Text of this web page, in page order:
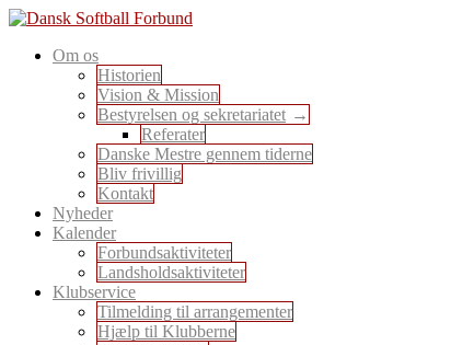
Skip
content
Dansk Softball Forbund
En sport for alle
Om os
Historien
Vision & Mission
Bestyrelsen og sekretariatet
Referater
Danske Mestre gennem tiderne
Bliv frivillig
Kontakt
Nyheder
Kalender
Forbundsaktiviteter
Landsholdsaktiviteter
Klubservice
Tilmelding til arrangementer
Hjælp til Klubberne